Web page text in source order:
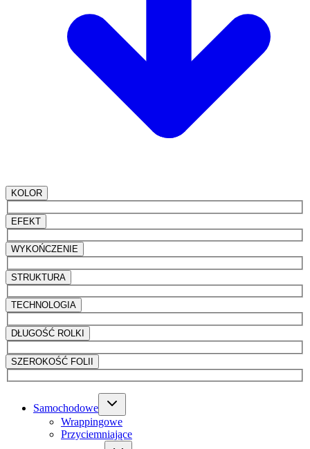
KOLOR
EFEKT
WYKOŃCZENIE
STRUKTURA
TECHNOLOGIA
DŁUGOŚĆ ROLKI
SZEROKOŚĆ FOLII
Samochodowe
Wrappingowe
Przyciemniające